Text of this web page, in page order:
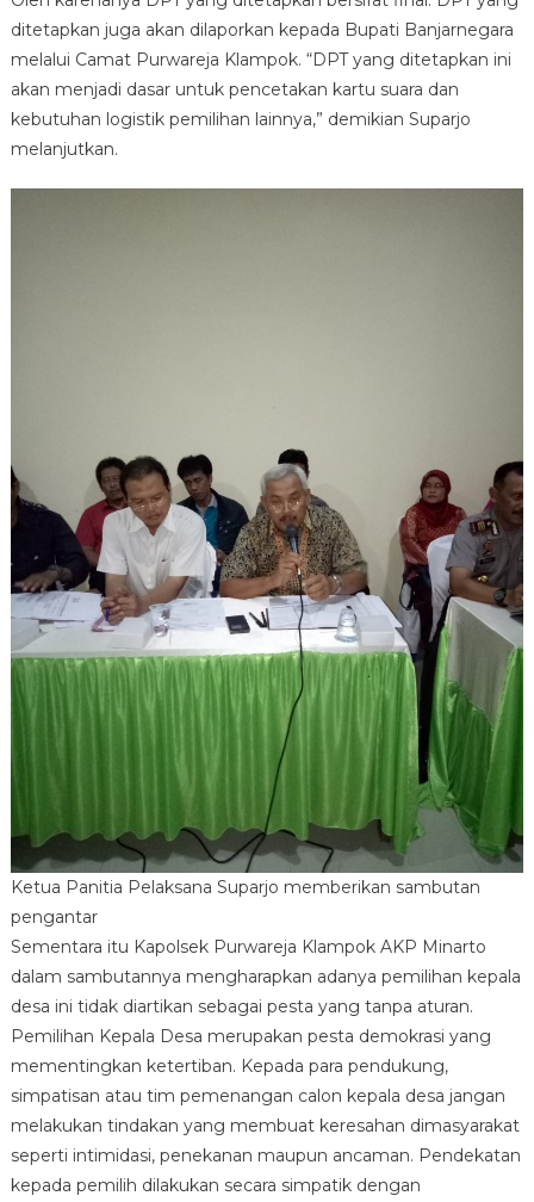
ditetapkan juga akan dilaporkan kepada Bupati Banjarnegara
melalui Camat Purwareja Klampok. “DPT yang ditetapkan ini
akan menjadi dasar untuk pencetakan kartu suara dan
kebutuhan logistik pemilihan lainnya,” demikian Suparjo
melanjutkan.
Ketua Panitia Pelaksana Suparjo memberikan sambutan
pengantar
Sementara itu Kapolsek Purwareja Klampok AKP Minarto
dalam sambutannya mengharapkan adanya pemilihan kepala
desa ini tidak diartikan sebagai pesta yang tanpa aturan.
Pemilihan Kepala Desa merupakan pesta demokrasi yang
mementingkan ketertiban. Kepada para pendukung,
simpatisan atau tim pemenangan calon kepala desa jangan
melakukan tindakan yang membuat keresahan dimasyarakat
seperti intimidasi, penekanan maupun ancaman. Pendekatan
kepada pemilih dilakukan secara simpatik dengan